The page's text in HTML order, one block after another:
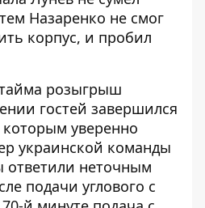
Назаренко не смог
корпус, и пробил
розыгрыш
гостей завершился
уверенно
украинской команды
неточным
подачи углового с